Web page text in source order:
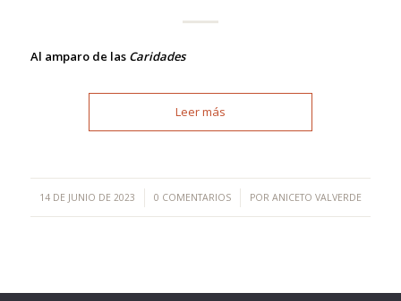
Al amparo de las Caridades
Leer más
14 DE JUNIO DE 2023
/ 0 COMENTARIOS
/ POR ANICETO VALVERDE